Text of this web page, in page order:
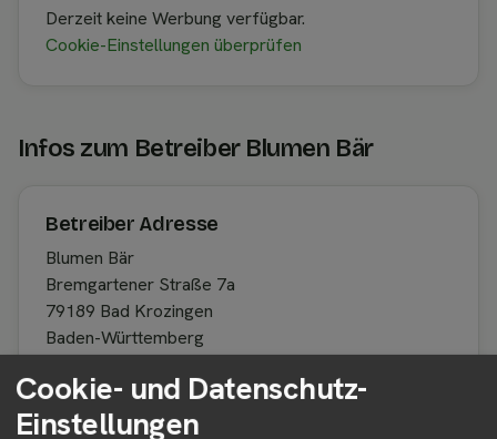
Derzeit keine Werbung verfügbar.
Cookie-Einstellungen überprüfen
Infos zum Betreiber Blumen Bär
Betreiber Adresse
Blumen Bär
Bremgartener Straße 7a
79189 Bad Krozingen
Baden-Württemberg
Cookie- und Datenschutz-
Einstellungen